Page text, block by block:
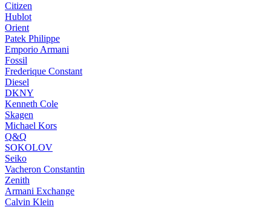
Citizen
Hublot
Orient
Patek Philippe
Emporio Armani
Fossil
Frederique Constant
Diesel
DKNY
Kenneth Cole
Skagen
Michael Kors
Q&Q
SOKOLOV
Seiko
Vacheron Constantin
Zenith
Armani Exchange
Calvin Klein